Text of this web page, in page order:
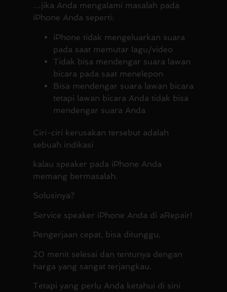
…jika Anda mengalami masalah pada
iPhone Anda seperti:
iPhone tidak mengeluarkan suara
pada saat memutar lagu/video
Tidak bisa mendengar suara lawan
bicara pada saat menelepon
Bisa mendengar suara lawan bicara
tetapi lawan bicara Anda tidak bisa
mendengar suara Anda
Ciri-ciri kerusakan tersebut adalah
sebuah indikasi
kalau speaker pada iPhone Anda
memang bermasalah.
Solusinya?
Service speaker iPhone Anda di aRepair!
Pengerjaan cepat, bisa ditunggu,
20 menit selesai dan tentunya dengan
harga yang sangat terjangkau.
Tetapi yang perlu Anda ketahui di sini